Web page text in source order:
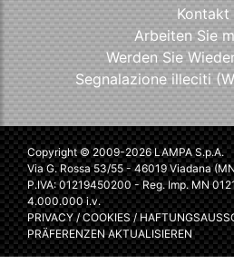
Kontakt
Arbeiten Sie
Werden Sie
Segnalazione illeciti
Copyright © 2009-2026 LAMPA S.p.A.
Via G. Rossa 53/55 - 46019 Viadana
P.IVA: 01219450200 - Reg. Imp. MN
4.000.000 i.v.
PRIVACY/COOKIES/
PRÄFERENZEN AKTUALISIEREN